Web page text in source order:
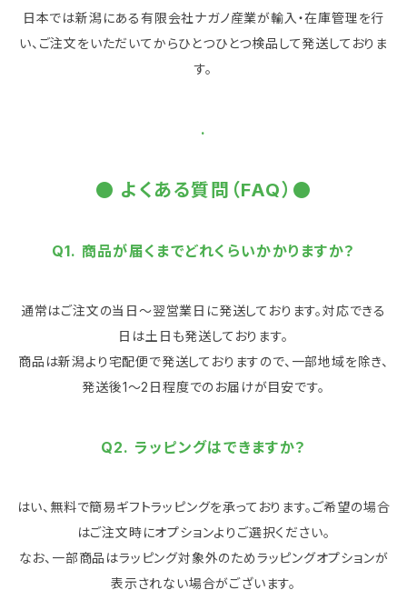
日本では新潟にある有限会社ナガノ産業が輸入・在庫管理を行
い、ご注文をいただいてからひとつひとつ検品して発送しておりま
す。
.
● よくある質問（FAQ）●
Q1. 商品が届くまでどれくらいかかりますか？
通常はご注文の当日～翌営業日に発送しております。対応できる
日は土日も発送しております。
商品は新潟より宅配便で発送しておりますので、一部地域を除き、
発送後1～2日程度でのお届けが目安です。
Q2. ラッピングはできますか？
はい、無料で簡易ギフトラッピングを承っております。ご希望の場合
はご注文時にオプションよりご選択ください。
なお、一部商品はラッピング対象外のためラッピングオプションが
表示されない場合がございます。